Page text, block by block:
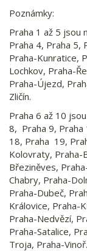
Poznámky:
Praha 1 až 5 jsou
Praha 4, Praha 5,
Praha-Kunratice,
Lochkov, Praha-
Praha-Újezd,
Zličín.
Praha 6 až 10
8, Praha 9, Praha
18, Praha 19,
Kolovraty, Praha-
Březiněves,
Chabry, Praha-
Praha-Dubeč,
Královice, Praha-
Praha-Nedvězí,
Praha-Satalice,
Troja, Praha-Vinoř.